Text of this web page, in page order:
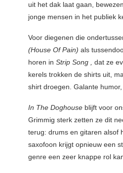
uit het dak laat gaan,
jonge mensen in het publiek
Voor diegenen die
(House Of Pain) als
horen in Strip Song , dat ze
kerels trokken de shirts uit,
shirt droegen. Galante
In The Doghouse blijft voor
Grimmig sterk zetten ze dit
terug: drums en gitaren alsof
saxofoon krijgt opnieuw een
genre een zeer knappe rol